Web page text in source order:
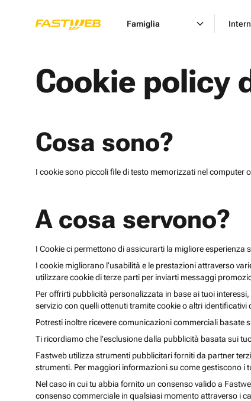
Famiglia
Cookie policy
Cosa sono?
I cookie sono piccoli file di testo memorizzati nel computer
A cosa servono?
I Cookie ci permettono di assicurarti la migliore esperienza
I cookie migliorano l’usabilità e le prestazioni attraverso
utilizzare cookie di terze parti per inviarti messaggi
Per offrirti pubblicità personalizzata in base ai tuoi
servizio con quelli ottenuti tramite cookie o altri
Potresti inoltre ricevere comunicazioni commerciali basate
Ti ricordiamo che l’esclusione dalla pubblicità basata sui
Fastweb utilizza strumenti pubblicitari forniti da partner
strumenti. Per maggiori informazioni su come gestiscono i
Nel caso in cui tu abbia fornito un consenso valido a
consenso commerciale in qualsiasi momento attraverso i